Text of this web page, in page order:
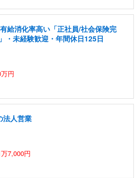
給消化率高い「正社員/社会保険完
・未経験歓迎・年間休日125日
円
法人営業
7,000円